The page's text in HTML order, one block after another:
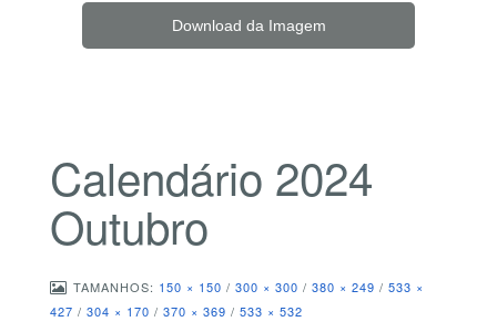
Download da Imagem
Calendário 2024
Outubro
TAMANHOS: 150 × 150 / 300 × 300 / 380 × 249 / 533 ×
427 / 304 × 170 / 370 × 369 / 533 × 532